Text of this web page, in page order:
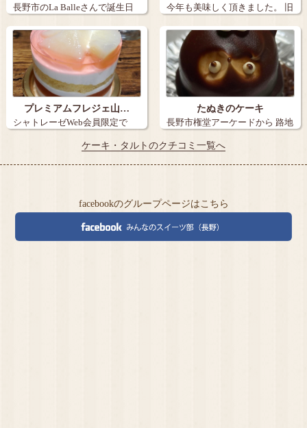
長野市のLa Balleさんで誕生日
ケー…
今年も美味しく頂きました。 旧
丸子の【…
プレミアムフレジェ山…
シャトレーゼWeb会員限定で
たぬきのケーキ
長野市権堂アーケードから 路地
を15メ…
ケーキ・タルトのクチコミ一覧へ
facebookのグループページはこちら